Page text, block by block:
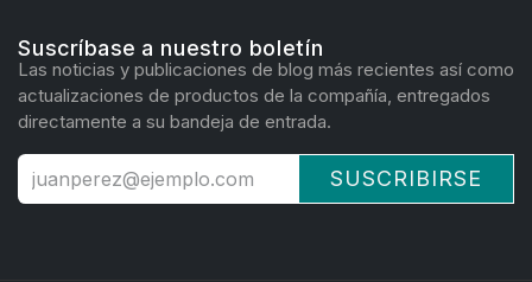
Suscríbase a nuestro boletín
Las noticias y publicaciones de blog más recientes así como
actualizaciones de productos de la compañía, entregados
directamente a su bandeja de entrada.
SUSCRIBIRSE